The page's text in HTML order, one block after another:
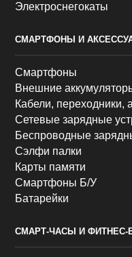
Электроснегокаты
СМАРТФОНЫ И
Смартфоны
Внешние
Кабели,
Сетевые зарядные
Беспроводные
Сэлфи палки
Карты памяти
Смартфоны Б/У
Батарейки
СМАРТ-ЧАСЫ И ФИТНЕС-